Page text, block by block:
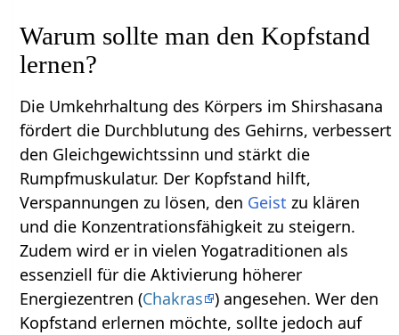
Warum sollte man den Kopfstand
lernen?
Die Umkehrhaltung des Körpers im Shirshasana
fördert die Durchblutung des Gehirns, verbessert
den Gleichgewichtssinn und stärkt die
Rumpfmuskulatur. Der Kopfstand hilft,
Verspannungen zu lösen, den Geist zu klären
und die Konzentrationsfähigkeit zu steigern.
Zudem wird er in vielen Yogatraditionen als
essenziell für die Aktivierung höherer
Energiezentren (Chakras ) angesehen. Wer den
Kopfstand erlernen möchte, sollte jedoch auf